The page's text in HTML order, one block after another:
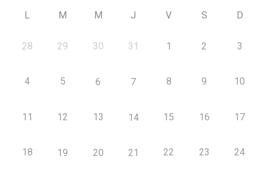
L M M J V S D
28 29 30 31 1 2 3
4 5 6 7 8 9 10
11 12 13 14 15 16 17
18 19 20 21 22 23 24